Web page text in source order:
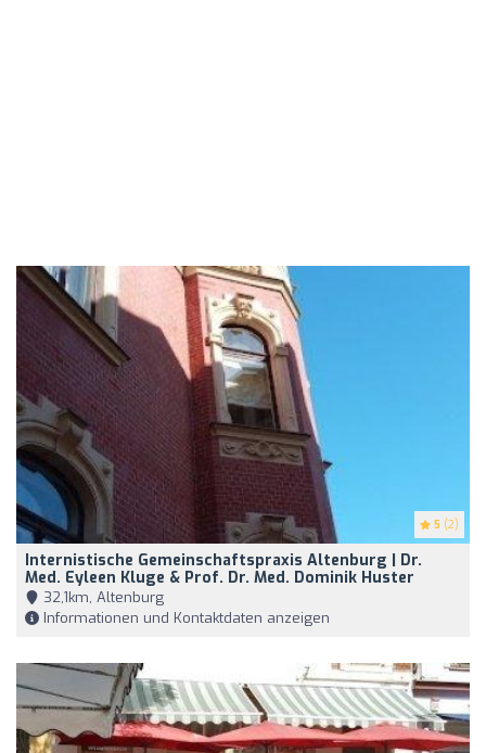
5 (2)
Internistische Gemeinschaftspraxis Altenburg | Dr.
Med. Eyleen Kluge & Prof. Dr. Med. Dominik Huster
32,1km, Altenburg
Informationen und Kontaktdaten anzeigen